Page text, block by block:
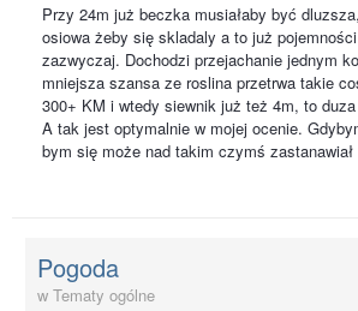
Przy 24m już beczka musiałaby być
osiowa żeby się skladaly a to już
zazwyczaj. Dochodzi przejachanie jednym
mniejsza szansa ze roslina przetrwa takie
300+ KM i wtedy siewnik już też 4m, to
A tak jest optymalnie w mojej ocenie.
bym się może nad takim czymś zastanawiał
Pogoda
w Tematy ogólne